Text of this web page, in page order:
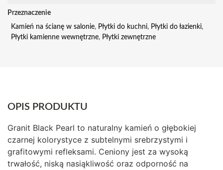
Przeznaczenie
Kamień na ścianę w salonie, Płytki do kuchni, Płytki do łazienki,
Płytki kamienne wewnętrzne, Płytki zewnętrzne
OPIS PRODUKTU
Granit Black Pearl to naturalny kamień o głębokiej
czarnej kolorystyce z subtelnymi srebrzystymi i
grafitowymi refleksami. Ceniony jest za wysoką
trwałość, niską nasiąkliwość oraz odporność na